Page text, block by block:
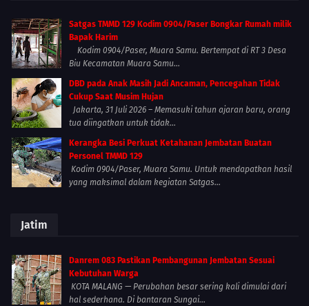
Satgas TMMD 129 Kodim 0904/Paser Bongkar Rumah milik
Bapak Harim
Kodim 0904/Paser, Muara Samu. Bertempat di RT 3 Desa
Biu Kecamatan Muara Samu...
DBD pada Anak Masih Jadi Ancaman, Pencegahan Tidak
Cukup Saat Musim Hujan
Jakarta, 31 Juli 2026 – Memasuki tahun ajaran baru, orang
tua diingatkan untuk tidak...
Kerangka Besi Perkuat Ketahanan Jembatan Buatan
Personel TMMD 129
Kodim 0904/Paser, Muara Samu. Untuk mendapatkan hasil
yang maksimal dalam kegiatan Satgas...
Jatim
Danrem 083 Pastikan Pembangunan Jembatan Sesuai
Kebutuhan Warga
KOTA MALANG — Perubahan besar sering kali dimulai dari
hal sederhana. Di bantaran Sungai...